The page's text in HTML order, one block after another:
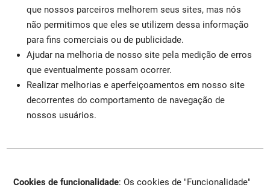
que nossos parceiros melhorem seus sites, mas nós
não permitimos que eles se utilizem dessa informação
para fins comerciais ou de publicidade.
Ajudar na melhoria de nosso site pela medição de erros
que eventualmente possam ocorrer.
Realizar melhorias e aperfeiçoamentos em nosso site
decorrentes do comportamento de navegação de
nossos usuários.
Cookies de funcionalidade: Os cookies de "Funcionalidade"